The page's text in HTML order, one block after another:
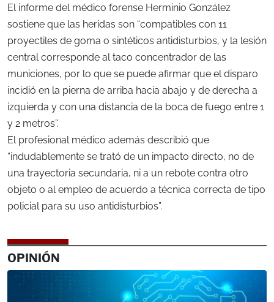
El informe del médico forense Herminio González
sostiene que las heridas son “compatibles con 11
proyectiles de goma o sintéticos antidisturbios, y la lesión
central corresponde al taco concentrador de las
municiones, por lo que se puede afirmar que el disparo
incidió en la pierna de arriba hacia abajo y de derecha a
izquierda y con una distancia de la boca de fuego entre 1
y 2 metros”.
El profesional médico además describió que
“indudablemente se trató de un impacto directo, no de
una trayectoria secundaria, ni a un rebote contra otro
objeto o al empleo de acuerdo a técnica correcta de tipo
policial para su uso antidisturbios”.
OPINIÓN